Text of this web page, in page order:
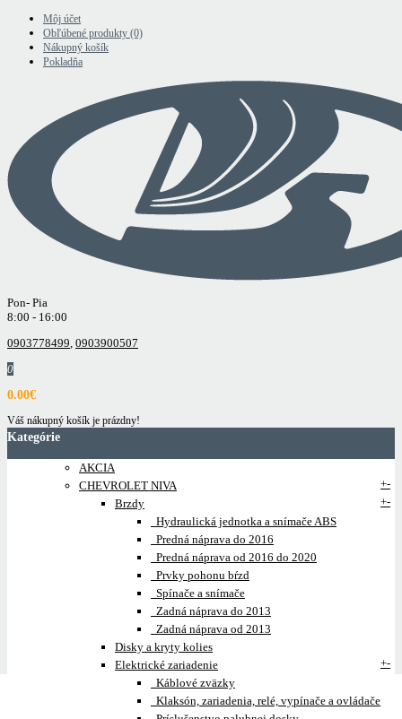
Môj účet
Obľúbené produkty (0)
Nákupný košík
Pokladňa
Pon- Pia
8:00 - 16:00
0903778499, 0903900507
0
0.00€
Váš nákupný košík je prázdny!
Kategórie
AKCIA
CHEVROLET NIVA
+-
Brzdy
+-
Hydraulická jednotka a snímače ABS
Predná náprava do 2016
Predná náprava od 2016 do 2020
Prvky pohonu bŕzd
Spínače a snímače
Zadná náprava do 2013
Zadná náprava od 2013
Disky a kryty kolies
Elektrické zariadenie
+-
Káblové zväzky
Klaksón, zariadenia, relé, vypínače a ovládače